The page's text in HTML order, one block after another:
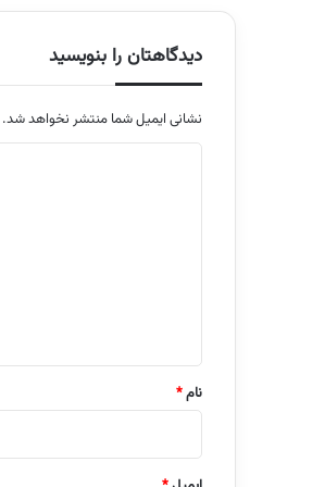
دیدگاهتان را بنویسید
نشانی ایمیل شما منتشر نخواهد شد.
نام*